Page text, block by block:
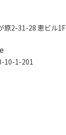
原2-31-28 恵ビル1F
10-1-201